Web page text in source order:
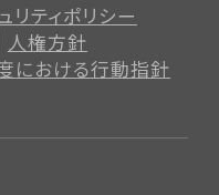
リティポリシー
人権方針
における行動指針